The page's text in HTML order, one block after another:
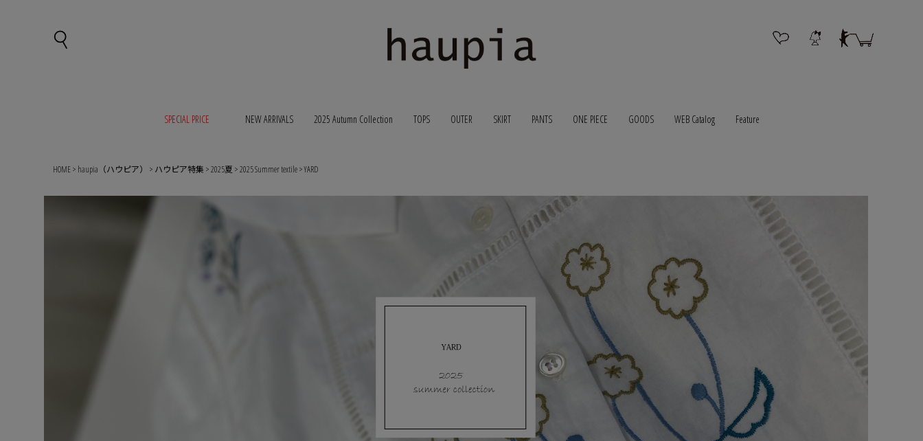
SPECIAL PRICE NEW ARRIVALS 2025 Autumn Collection TOPS OUTER SKIRT PANTS ONE PIECE GOODS WEB Catalog Feature
HOME haupia（ハウピア） ハウピア特集 2025夏 2025 Summer textile YARD